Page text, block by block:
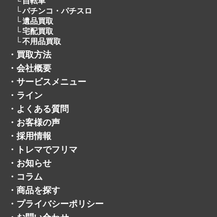
パチンコ・パチスロ
遺品買取
宅配買取
不用品買取
・ 買取方法
・ 会社概要
・ サービスメニュー
・ ライン
・ よくある質問
・ お客様の声
・ 採用情報
・
トレマでフリマ
・ お知らせ
・ コラム
・ 商品を探す
・ プライバシーポリシー